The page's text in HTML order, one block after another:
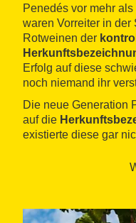
Penedés vor mehr
waren Vorreiter in der
Rotweinen der
Erfolg auf diese
noch niemand ihr
Die neue Generation
auf die
existierte diese gar
eine der
Weinkellereien der